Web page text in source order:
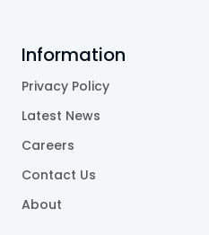
Information
Privacy Policy
Latest News
Careers
Contact Us
About